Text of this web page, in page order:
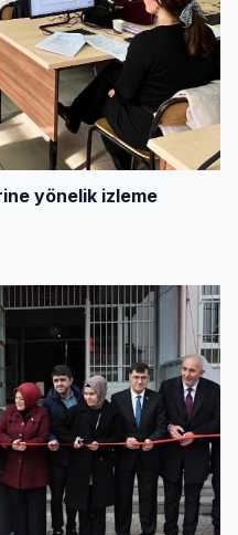
yönelik izleme